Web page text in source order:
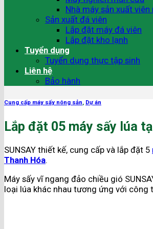
Nhà máy sản xuất viên
Sản xuất đá viên
Lắp đặt máy đá viên
Lắp đặt kho lạnh
Tuyển dụng
Tuyển dụng thực tập sinh
Liên hệ
Bảo hành
Cung cấp máy sấy nông sản, Dự án
Lắp đặt 05 máy sấy lúa
SUNSAY thiết kế, cung cấp và lắp đặt 5
Thanh Hóa.
Máy sấy vĩ ngang đảo chiều gió
loại lúa khác nhau tương ứng với công